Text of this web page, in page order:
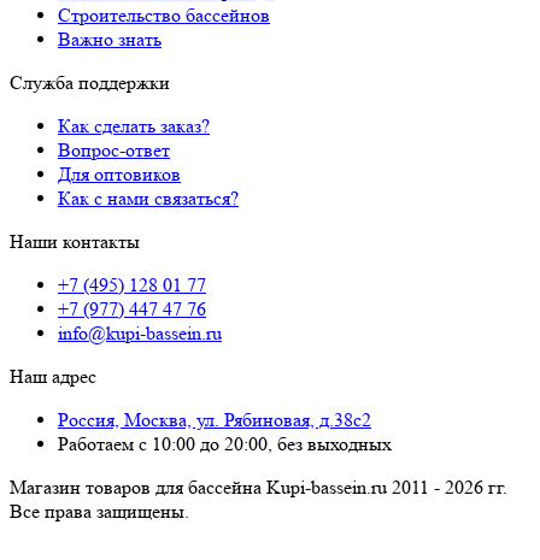
Строительство бассейнов
Важно знать
Служба поддержки
Как сделать заказ?
Вопрос-ответ
Для оптовиков
Как с нами связаться?
Наши контакты
+7 (495) 128 01 77
+7 (977) 447 47 76
info@kupi-bassein.ru
Наш адрес
Россия, Москва, ул. Рябиновая, д.38с2
Работаем с 10:00 до 20:00, без выходных
Магазин товаров для бассейна Kupi-bassein.ru 2011 - 2026 гг.
Все пра­ва за­щи­ще­ны.